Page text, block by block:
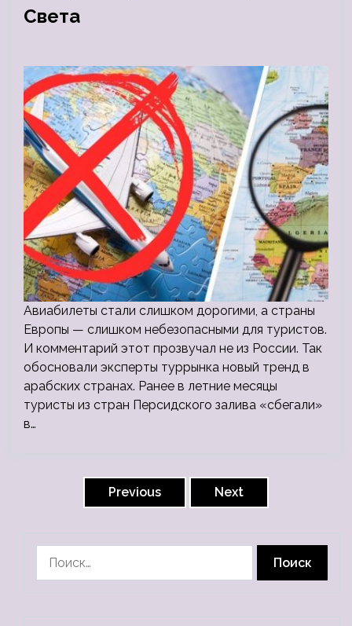
Света
Авиабилеты стали слишком дорогими, а страны
Европы — слишком небезопасными для туристов.
И комментарий этот прозвучал не из России. Так
обосновали эксперты туррынка новый тренд в
арабских странах. Ранее в летние месяцы
туристы из стран Персидского залива «сбегали»
в…
Previous Next